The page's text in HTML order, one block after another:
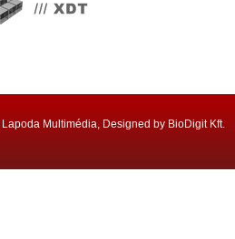
Multimédia, Designed by BioDigit Kft.